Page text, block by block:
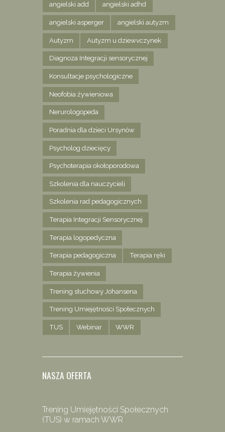
angielski add angielski adhd
angielski asperger angielski autyzm
Autyzm Autyzm u dziewvczynek
Diagnoza Integracji sensorycznej
Konsultacje psychologiczne
Neofobia żywieniowa
Nerurologopeda
Poradnia dla dzieci Ursynów
Psycholog dziecięcy
Psychoterapia okołoporodowa
Szkolenia dla nauczycieli
Szkolenia rad pedagogicznych
Terapia Integracji Sensorycznej
Terapia logopedyczna
Terapia pedagogiczna Terapia ręki
Terapia żywienia
Trening słuchowy Johansena
Trening Umiejętności Społecznych
TUS Webinar WWR
NASZA OFERTA
Trening Umiejętności Społecznych
(TUS) w ramach WWR